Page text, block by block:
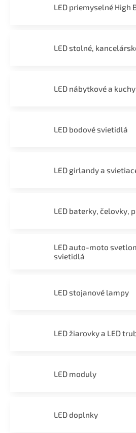
LED priemyselné High
LED stolné,
LED nábytkové a
LED bodové svietidlá
LED girlandy a
LED baterky, čelovky,
LED auto-moto
svietidlá
LED stojanové lampy
LED žiarovky a LED
LED moduly
LED doplnky